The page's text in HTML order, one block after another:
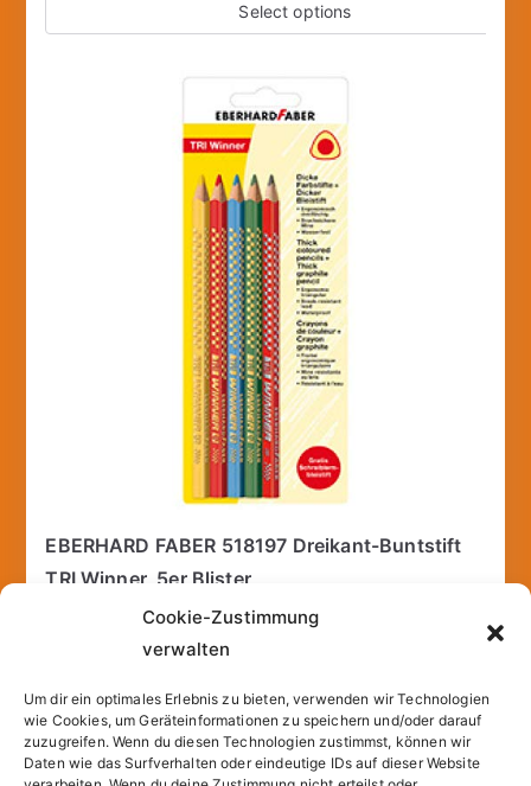
Cookie-Zustimmung
verwalten
Um dir ein optimales Erlebnis zu bieten, verwenden wir Technologien
wie Cookies, um Geräteinformationen zu speichern und/oder darauf
zuzugreifen. Wenn du diesen Technologien zustimmst, können wir
Daten wie das Surfverhalten oder eindeutige IDs auf dieser Website
Select options
EBERHARD FABER 518197 Dreikant-Buntstift
TRI Winner, 5er Blister
incl. 19% VAT
inkl.Versandkosten
Add to cart